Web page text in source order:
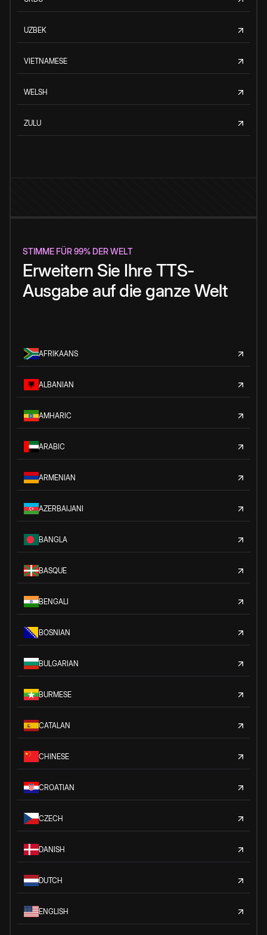
UZBEK
VIETNAMESE
WELSH
ZULU
STIMME FÜR 99% DER WELT
Erweitern Sie Ihre TTS-
Ausgabe auf die ganze Welt
AFRIKAANS
ALBANIAN
AMHARIC
ARABIC
ARMENIAN
AZERBAIJANI
BANGLA
BASQUE
BENGALI
BOSNIAN
BULGARIAN
BURMESE
CATALAN
CHINESE
CROATIAN
CZECH
DANISH
DUTCH
ENGLISH